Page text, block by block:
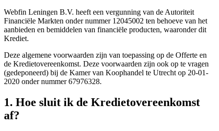
Webfin Leningen B.V. heeft een vergunning van de Autoriteit
Financiële Markten onder nummer 12045002 ten behoeve van het
aanbieden en bemiddelen van financiële producten, waaronder dit
Krediet.
Deze algemene voorwaarden zijn van toepassing op de Offerte en
de Kredietovereenkomst. Deze voorwaarden zijn ook op te vragen
(gedeponeerd) bij de Kamer van Koophandel te Utrecht op 20-01-
2020 onder nummer 67976328.
1. Hoe sluit ik de Kredietovereenkomst
af?